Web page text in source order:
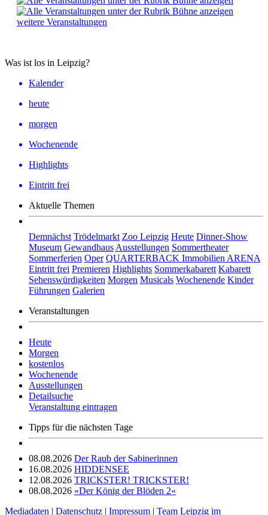
weitere Veranstaltungen
Was ist los in Leipzig?
Kalender
heute
morgen
Wochenende
Highlights
Eintritt frei
Aktuelle Themen
Demnächst Trödelmarkt Zoo Leipzig Heute Dinner-Show
Museum Gewandhaus Ausstellungen Sommertheater
Sommerferien Oper QUARTERBACK Immobilien ARENA
Eintritt frei Premieren Highlights Sommerkabarett Kabarett
Sehenswürdigkeiten Morgen Musicals Wochenende Kinder
Führungen Galerien
Veranstaltungen
Heute
Morgen
kostenlos
Wochenende
Ausstellungen
Detailsuche
Veranstaltung eintragen
Tipps für die nächsten Tage
08.08.2026 Der Raub der Sabinerinnen
16.08.2026 HIDDENSEE
12.08.2026 TRICKSTER! TRICKSTER!
08.08.2026 »Der König der Blöden 2«
Mediadaten | Datenschutz | Impressum | Team Leipzig im